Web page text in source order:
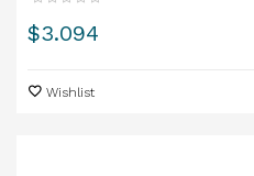
Precio
$3.094
Wishlist